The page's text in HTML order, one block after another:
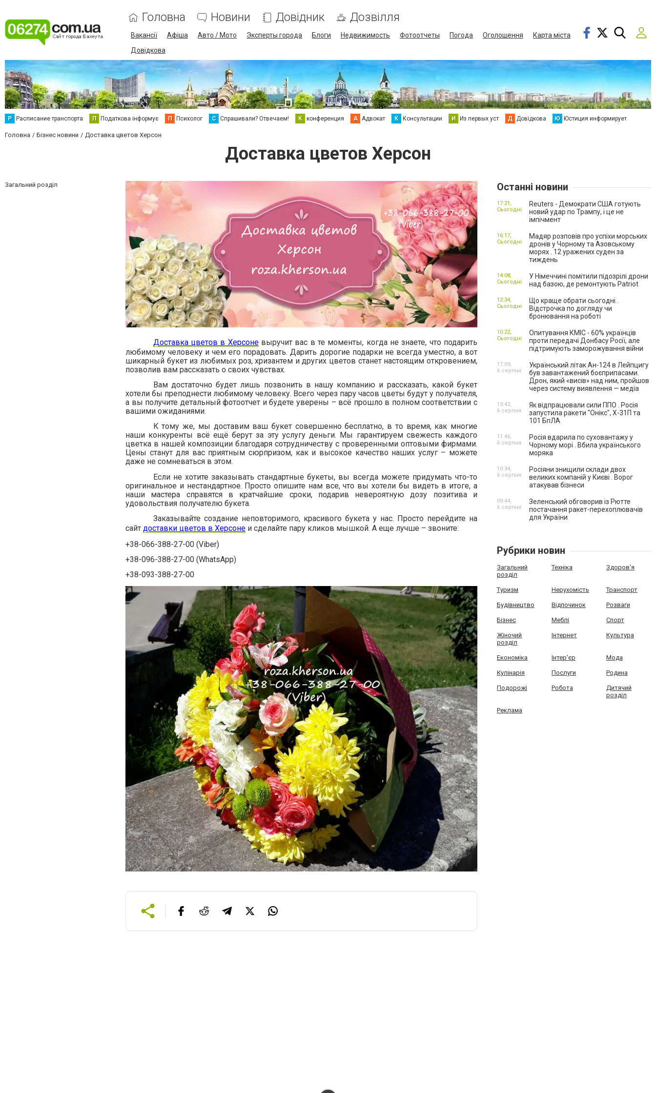
Головна Новини Довідник Дозвілля
Вакансії Афіша Авто / Мото Эксперты города Блоги Недвижимость Фотоотчеты Погода Оголошення
Карта міста
Довідкова
Р Расписание транспорта П Податкова інформує П Психолог С Спрашивали? Отвечаем! К конференция А Адвокат К Консультации И Из первых уст Д Довідкова Ю Юстиция информирует
Головна Бізнес новини Доставка цветов Херсон
Доставка цветов Херсон
Загальний розділ
Доставка цветов в Херсоневыручит вас в те моменты, когда не знаете, что подарить
любимому человеку и чем его порадовать. Дарить дорогие подарки не всегда уместно, а вот
шикарный букет из любимых роз, хризантем и других цветов станет настоящим откровением,
позволив вам рассказать о своих чувствах.
Вам достаточно будет лишь позвонить в нашу компанию и рассказать, какой букет
хотели бы преподнести любимому человеку. Всего через пару часов цветы будут у получателя,
а вы получите детальный фотоотчет и будете уверены – всё прошло в полном соответствии с
вашими ожиданиями.
К тому же, мы доставим ваш букет совершенно бесплатно, в то время, как многие
наши конкуренты всё ещё берут за эту услугу деньги. Мы гарантируем свежесть каждого
цветка в нашей композиции благодаря сотрудничеству с проверенными оптовыми фирмами.
Цены станут для вас приятным сюрпризом, как и высокое качество наших услуг – можете
даже не сомневаться в этом.
Если не хотите заказывать стандартные букеты, вы всегда можете придумать что-то
оригинальное и нестандартное. Просто опишите нам все, что вы хотели бы видеть в итоге, а
наши мастера справятся в кратчайшие сроки, подарив невероятную дозу позитива и
удовольствия получателю букета.
Заказывайте создание неповторимого, красивого букета у нас. Просто перейдите на
сайт доставки цветов в Херсоне и сделайте пару кликов мышкой. А еще лучше – звоните:
+38-066-388-27-00 (Viber)
+38-096-388-27-00 (WhatsApp)
+38-093-388-27-00
Останні новини
Reuters - Демократи США готують
новий удар по Трампу, і це не
імпічмент
17:21,
Сьогодні
Мадяр розповів про успіхи морських
дронів у Чорному та Азовському
морях . 12 уражених суден за
тиждень
16:17,
Сьогодні
У Німеччині помітили підозрілі дрони
над базою, де ремонтують Patriot
14:08,
Сьогодні
Що краще обрати сьогодні .
Відстрочка по догляду чи
бронювання на роботі
12:34,
Сьогодні
Опитування КМІС - 60% українців
проти передачі Донбасу Росії, але
підтримують заморожування війни
10:22,
Сьогодні
Український літак Ан-124 в Лейпцигу
був завантажений боєприпасами.
Дрон, який «висів» над ним, пройшов
через систему виявлення — медіа
17:09,
6 серпня
Як відпрацювали сили ППО . Росія
запустила ракети "Онікс", Х-31П та
101 БпЛА
13:42,
6 серпня
Росія вдарила по суховантажу у
Чорному морі . Вбила українського
моряка
11:46,
6 серпня
Росіяни знищили склади двох
великих компаній у Києві . Ворог
атакував бізнеси
10:34,
6 серпня
Зеленський обговорив із Рютте
постачання ракет-перехоплювачів
для України
09:44,
6 серпня
Рубрики новин
Загальний
розділ
Техніка Здоров'я
Туризм Нерухомість Транспорт
Будівництво Відпочинок Розваги
Бізнес Меблі Спорт
Жіночий
розділ
Інтернет Культура
Економіка Інтер'єр Мода
Кулінарія Послуги Родина
Подорожі Робота
Дитячий
розділ
Реклама